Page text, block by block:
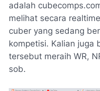
adalah
melihat secara
cuber yang sedang
kompetisi. Kalian juga
tersebut meraih WR,
sob.